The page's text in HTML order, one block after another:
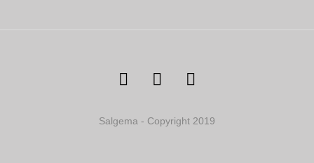
Salgema - Copyright 2019